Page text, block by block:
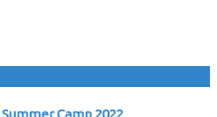
Camp 2022